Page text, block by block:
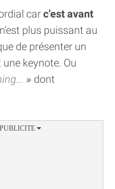
carc’est avant
plus puissant au
de présenter un
keynote. Ou
dont